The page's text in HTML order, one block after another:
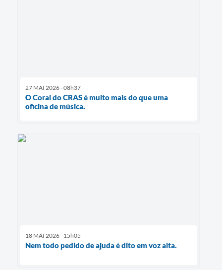
27 MAI 2026 - 08h37
O Coral do CRAS é muito mais do que uma
oficina de música.
18 MAI 2026 - 15h05
Nem todo pedido de ajuda é dito em voz alta.